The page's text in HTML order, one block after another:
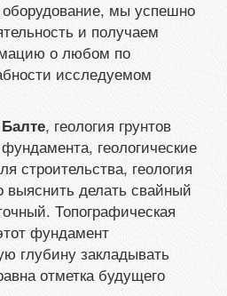
оборудование, мы успешно
и получаем
о любом по
исследуемом
, геология грунтов
геологические
строительства, геология
выяснить делать свайный
Топографическая
фундамент
глубину закладывать
отметка будущего